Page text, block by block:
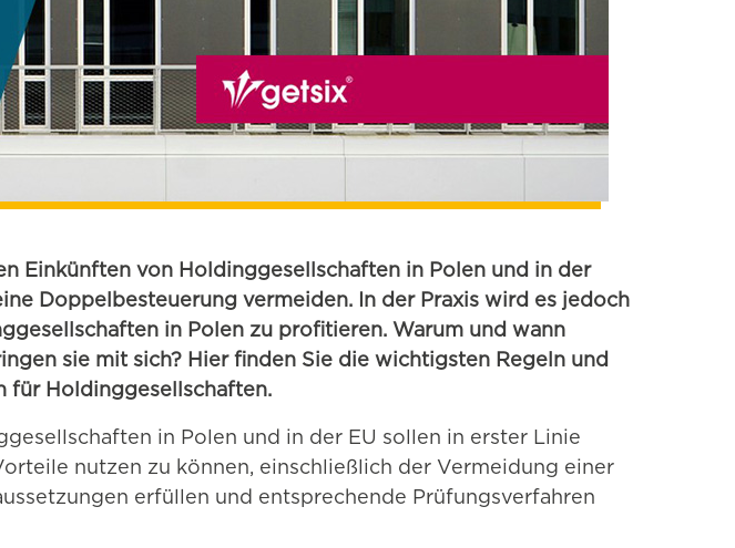
Einkünften von Holdinggesellschaften in Polen und in der
Doppelbesteuerung vermeiden. In der Praxis wird es jedoch
in Polen zu profitieren. Warum und wann
sie mit sich? Hier finden Sie die wichtigsten Regeln und
für Holdinggesellschaften.
in Polen und in der EU sollen in erster Linie
nutzen zu können, einschließlich der Vermeidung einer
erfüllen und entsprechende Prüfungsverfahren